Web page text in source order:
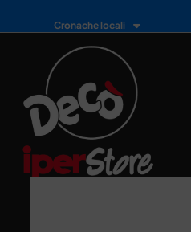
Cronache locali